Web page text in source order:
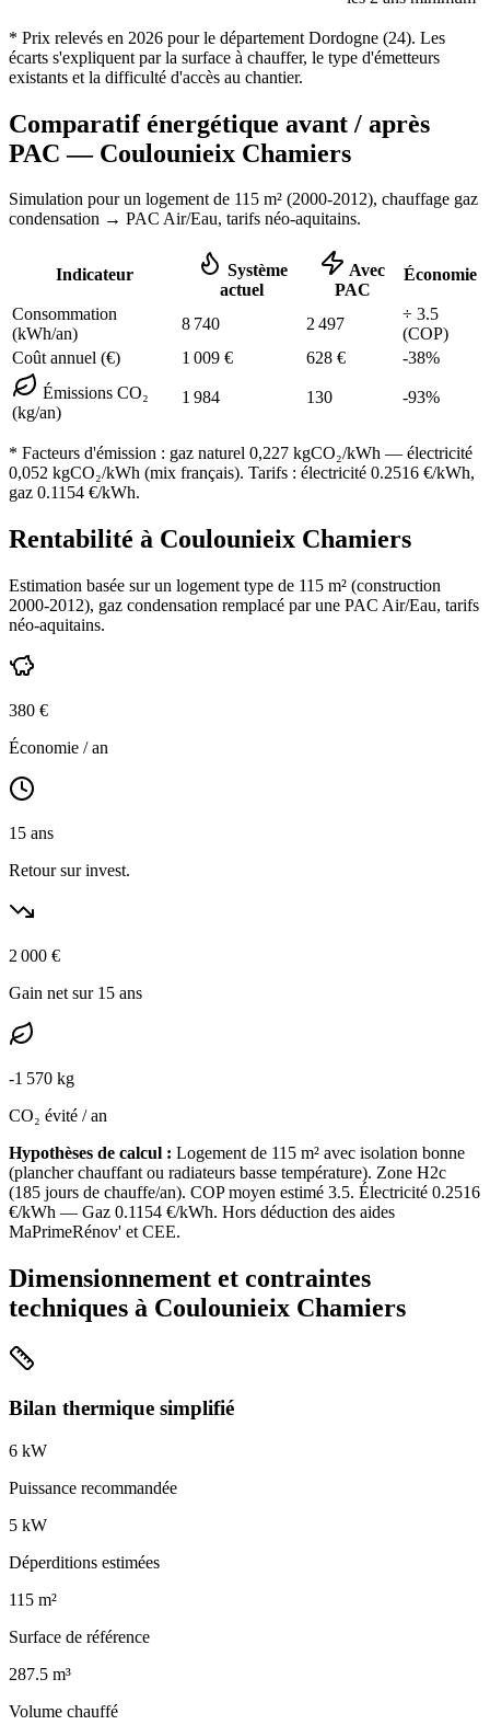
* Prix relevés en 2026 pour le département Dordogne (24). Les
écarts s'expliquent par la surface à chauffer, le type d'émetteurs
existants et la difficulté d'accès au chantier.
Comparatif énergétique avant / après
PAC — Coulounieix Chamiers
Simulation pour un logement de 115 m² (2000-2012), chauffage gaz
condensation → PAC Air/Eau, tarifs néo-aquitains.
Indicateur
Système
actuel
Avec
PAC
Économie
Consommation
(kWh/an)
8 740 2 497
÷ 3.5
(COP)
Coût annuel (€)
1 009 € 628 € -38%
Émissions CO₂
(kg/an)
1 984 130 -93%
* Facteurs d'émission : gaz naturel 0,227 kgCO₂/kWh — électricité
0,052 kgCO₂/kWh (mix français). Tarifs : électricité 0.2516 €/kWh,
gaz 0.1154 €/kWh.
Rentabilité à Coulounieix Chamiers
Estimation basée sur un logement type de 115 m² (construction
2000-2012), gaz condensation remplacé par une PAC Air/Eau, tarifs
néo-aquitains.
380 €
Économie / an
15 ans
Retour sur invest.
2 000 €
Gain net sur 15 ans
-1 570 kg
CO₂ évité / an
Hypothèses de calcul : Logement de 115 m² avec isolation bonne
(plancher chauffant ou radiateurs basse température). Zone H2c
(185 jours de chauffe/an). COP moyen estimé 3.5. Électricité 0.2516
€/kWh — Gaz 0.1154 €/kWh. Hors déduction des aides
MaPrimeRénov' et CEE.
Dimensionnement et contraintes
techniques à Coulounieix Chamiers
Bilan thermique simplifié
6 kW
Puissance recommandée
5 kW
Déperditions estimées
115 m²
Surface de référence
287.5 m³
Volume chauffé